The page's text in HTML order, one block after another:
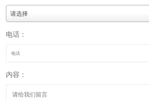
电话：
内容：